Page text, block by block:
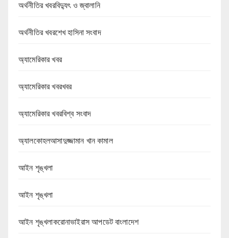
অর্থনীতির খবরবিদ্যুৎ ও জ্বালানি
অর্থনীতির খবরশেখ হাসিনা সংবাদ
অ্যামেরিকার খবর
অ্যামেরিকার খবরখবর
অ্যামেরিকার খবরবিশ্ব সংবাদ
অ্যালকোহলআসাদুজ্জামান খান কামাল
আইন শৃঙ্খলা
আইন শৃঙ্খলা
আইন শৃঙ্খলাকরোনাভাইরাস আপডেট বাংলাদেশ